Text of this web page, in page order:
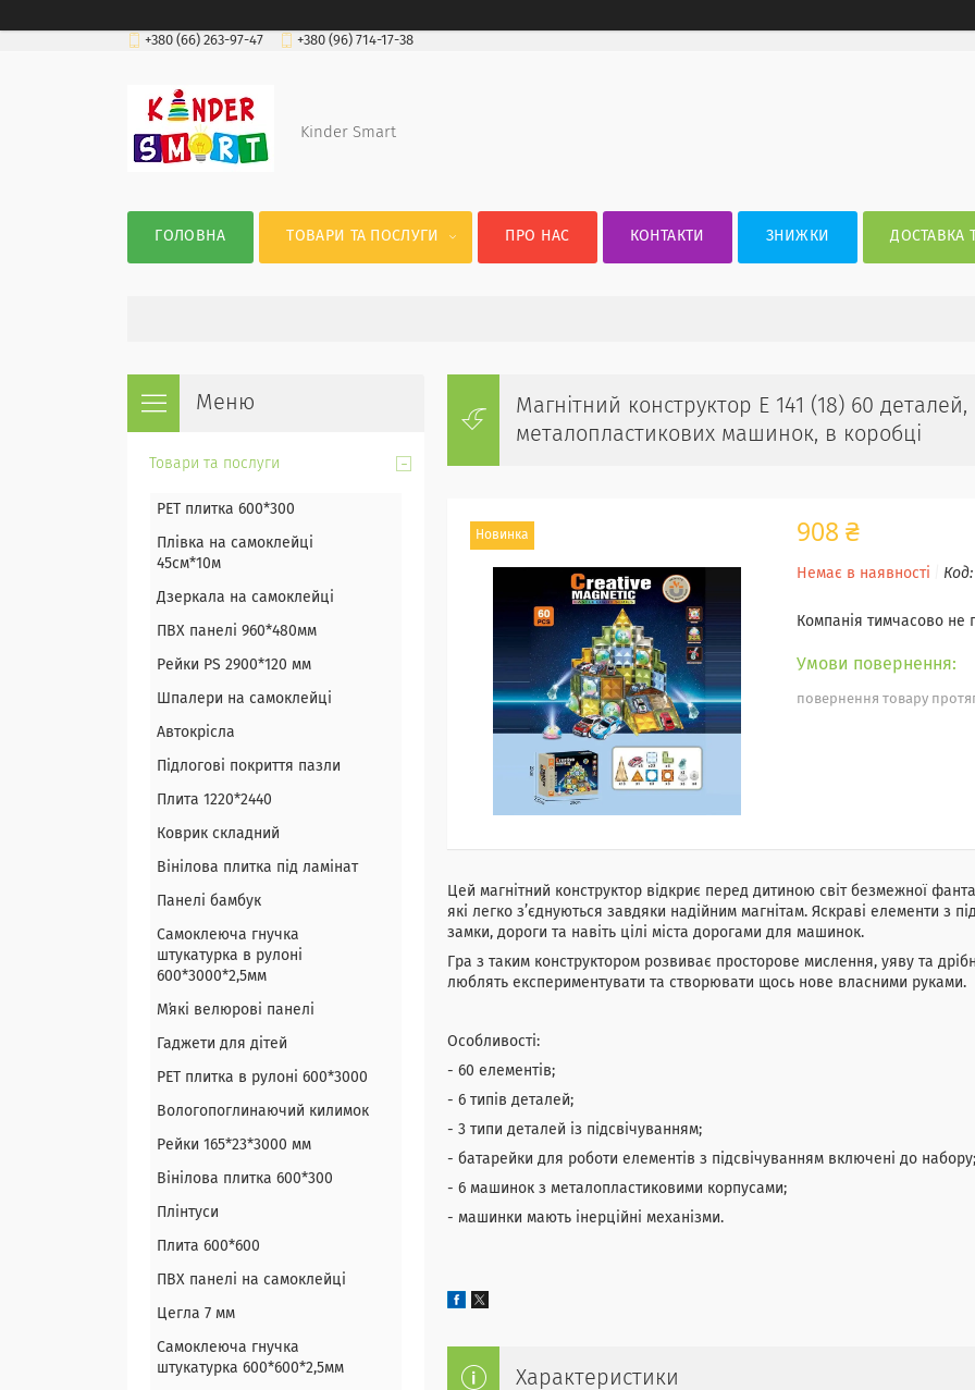
+380 (66) 263-97-47 +380 (96) 714-17-38
Kinder Smart
ГОЛОВНА ТОВАРИ ТА ПОСЛУГИ ПРО НАС КОНТАКТИ ЗНИЖКИ ДОСТАВКА
Магнітний конструктор E 141 (18) 60
металопластикових машинок, в коробці
Новинка 908 ₴
Немає в наявності
Компанія тимчасово не
повернення товару
Цей магнітний конструктор відкриє перед дитиною світ безмежної
які легко з’єднуються завдяки надійним магнітам. Яскраві елементи з
замки, дороги та навіть цілі міста дорогами для машинок.
Гра з таким конструктором розвиває просторове мислення, уяву та
люблять експериментувати та створювати щось нове власними руками.
Особливості:
- 60 елементів;
- 6 типів деталей;
- 3 типи деталей із підсвічуванням;
- батарейки для роботи елементів з підсвічуванням включені до набору;
- 6 машинок з металопластиковими корпусами;
- машинки мають інерційні механізми.
Характеристики
Товари та послуги
PET плитка 600*300
Плівка на самоклейці
45см*10м
Дзеркала на самоклейці
ПВХ панелі 960*480мм
Рейки PS 2900*120 мм
Шпалери на самоклейці
Автокрісла
Підлогові покриття пазли
Плита 1220*2440
Коврик складний
Вінілова плитка під ламінат
Панелі бамбук
Самоклеюча гнучка
штукатурка в рулоні
600*3000*2,5мм
Мʼякі велюрові панелі
Гаджети для дітей
PET плитка в рулоні 600*3000
Вологопоглинаючий килимок
Рейки 165*23*3000 мм
Вінілова плитка 600*300
Плінтуси
Плита 600*600
ПВХ панелі на самоклейці
Цегла 7 мм
Самоклеюча гнучка
штукатурка 600*600*2,5мм